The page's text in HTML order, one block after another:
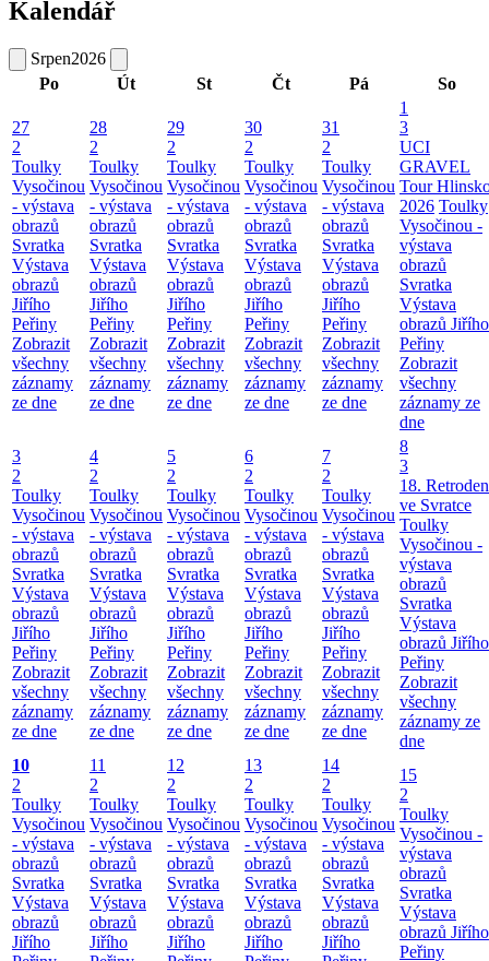
Kalendář
Srpen2026
Po
Út St Čt Pá So
27
2
Toulky
Vysočinou
- výstava
obrazů
Svratka
Výstava
obrazů
Jiřího
Peřiny
Zobrazit
všechny
záznamy
ze dne
28
2
Toulky
Vysočinou
- výstava
obrazů
Svratka
Výstava
obrazů
Jiřího
Peřiny
Zobrazit
všechny
záznamy
ze dne
29
2
Toulky
Vysočinou
- výstava
obrazů
Svratka
Výstava
obrazů
Jiřího
Peřiny
Zobrazit
všechny
záznamy
ze dne
30
2
Toulky
Vysočinou
- výstava
obrazů
Svratka
Výstava
obrazů
Jiřího
Peřiny
Zobrazit
všechny
záznamy
ze dne
31
2
Toulky
Vysočinou
- výstava
obrazů
Svratka
Výstava
obrazů
Jiřího
Peřiny
Zobrazit
všechny
záznamy
ze dne
1
3
UCI
GRAVEL
Tour
2026 Toulky
Vysočinou -
výstava
obrazů
Svratka
Výstava
obrazů Jiřího
Peřiny
Zobrazit
všechny
záznamy ze
dne
3
2
Toulky
Vysočinou
- výstava
obrazů
Svratka
Výstava
obrazů
Jiřího
Peřiny
Zobrazit
všechny
záznamy
ze dne
4
2
Toulky
Vysočinou
- výstava
obrazů
Svratka
Výstava
obrazů
Jiřího
Peřiny
Zobrazit
všechny
záznamy
ze dne
5
2
Toulky
Vysočinou
- výstava
obrazů
Svratka
Výstava
obrazů
Jiřího
Peřiny
Zobrazit
všechny
záznamy
ze dne
6
2
Toulky
Vysočinou
- výstava
obrazů
Svratka
Výstava
obrazů
Jiřího
Peřiny
Zobrazit
všechny
záznamy
ze dne
7
2
Toulky
Vysočinou
- výstava
obrazů
Svratka
Výstava
obrazů
Jiřího
Peřiny
Zobrazit
všechny
záznamy
ze dne
8
3
18. Retroden
ve Svratce
Toulky
Vysočinou -
výstava
obrazů
Svratka
Výstava
obrazů Jiřího
Peřiny
Zobrazit
všechny
záznamy ze
dne
10
2
Toulky
Vysočinou
- výstava
obrazů
Svratka
Výstava
obrazů
Jiřího
11
2
Toulky
Vysočinou
- výstava
obrazů
Svratka
Výstava
obrazů
Jiřího
12
2
Toulky
Vysočinou
- výstava
obrazů
Svratka
Výstava
obrazů
Jiřího
13
2
Toulky
Vysočinou
- výstava
obrazů
Svratka
Výstava
obrazů
Jiřího
14
2
Toulky
Vysočinou
- výstava
obrazů
Svratka
Výstava
obrazů
Jiřího
15
2
Toulky
Vysočinou -
výstava
obrazů
Svratka
Výstava
obrazů Jiřího
Peřiny